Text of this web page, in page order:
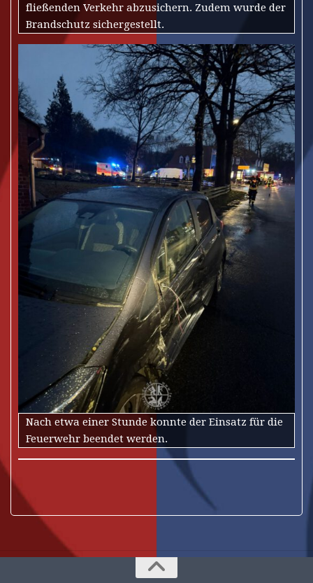
fließenden Verkehr abzusichern. Zudem wurde der
Brandschutz sichergestellt.
Nach etwa einer Stunde konnte der Einsatz für die
Feuerwehr beendet werden.